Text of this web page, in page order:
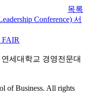
목록
Conference) 서
세대학교 경영전문대
of Business. All rights